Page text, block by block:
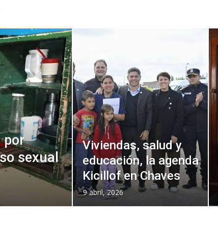
por
sexual
Viviendas, salud y
educación, la agenda
Kicillof en Chaves
9 abril, 2026